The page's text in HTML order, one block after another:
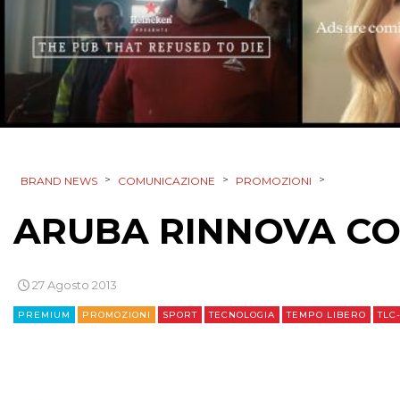
BRAND NEWS > COMUNICAZIONE > PROMOZIONI >
ARUBA RINNOVA
27 Agosto 2013
PREMIUM PROMOZIONI SPORT TECNOLOGIA TEMPO LIBERO